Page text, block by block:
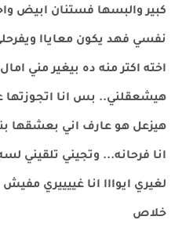
كبير والبسها فستنان ابيض
نفسي فهد يكون معاياا
اخته اكتر منه ده بيغير مني
هيشعقلني.. بس انا
هيزعل هو عارف اني بعشقها
انا فرحانه... وتجيني تلقيني
لغيري ايوااا انا غييييري
خلاص